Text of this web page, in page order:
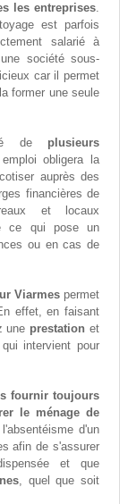
les entreprises.
est parfois
salarié à
société sous-
car il permet
former une seule
de plusieurs
obligera la
auprès des
financières de
et locaux
ce qui pose un
ou en cas de
Viarmespermet
effet, en faisant
une prestation et
intervient pour
fournir toujours
le ménage de
d'un
afin de s'assurer
et que
, quel que soit